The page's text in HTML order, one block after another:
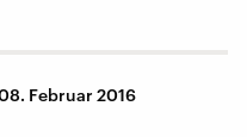
Februar 2016